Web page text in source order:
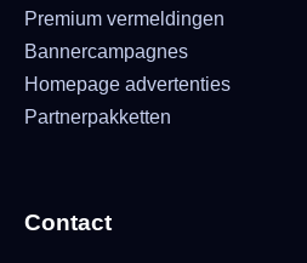
Premium vermeldingen
Bannercampagnes
Homepage advertenties
Partnerpakketten
Contact